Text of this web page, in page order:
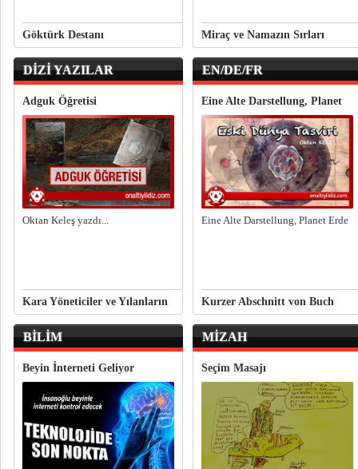
Göktürk Destanı Miraç ve Namazın Sırları
DİZİ YAZILAR
Adguk Öğretisi
Oktan Keleş yazdı...
Kara Yöneticiler ve Yılanların
Öcü
EN/DE/FR
Eine Alte Darstellung, Planet
Erde
Eine Alte Darstellung, Planet Erde
Kurzer Abschnitt von Buch
“Gottes Türke” – Kapitel:
Evolutionstheorie
BİLİM
Beyin İnterneti Geliyor
MİZAH
Seçim Masajı